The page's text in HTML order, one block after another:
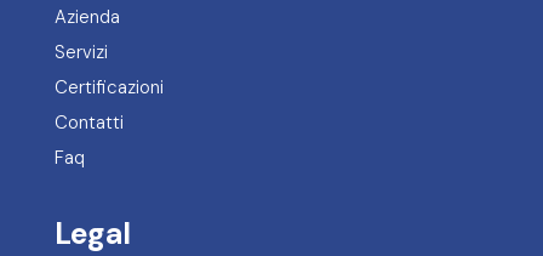
Azienda
Servizi
Certificazioni
Contatti
Faq
Legal